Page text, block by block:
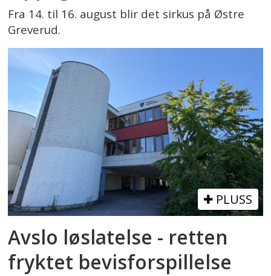
Fra 14. til 16. august blir det sirkus på Østre
Greverud.
PLUSS
Avslo løslatelse - retten
fryktet bevisforspillelse